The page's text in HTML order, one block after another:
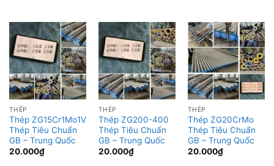
THÉP
Thép ZG15Cr1Mo1V
Thép Tiêu Chuẩn
GB – Trung Quốc
20.000₫
THÉP
Thép ZG200-400
Thép Tiêu Chuẩn
GB – Trung Quốc
20.000₫
THÉP
Thép ZG20CrMo
Thép Tiêu Chuẩn
GB – Trung Quốc
20.000₫